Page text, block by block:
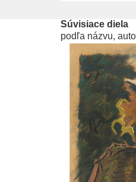
Súvisiace diela
podľa názvu,